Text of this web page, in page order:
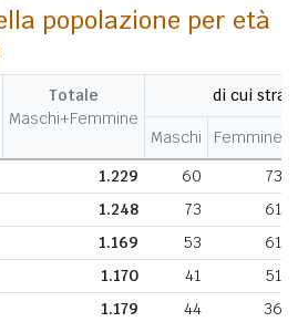
popolazione per età
Totale
Maschi+Femmine
di cui
Maschi Femmine
1.229 60
73
1.248 73
61
1.169 53
61
1.170 41
51
1.179 44
36